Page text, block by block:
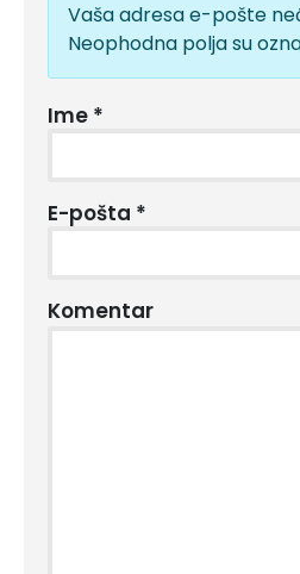
Vaša adresa e-pošte
Neophodna polja su
Ime *
E-pošta *
Komentar